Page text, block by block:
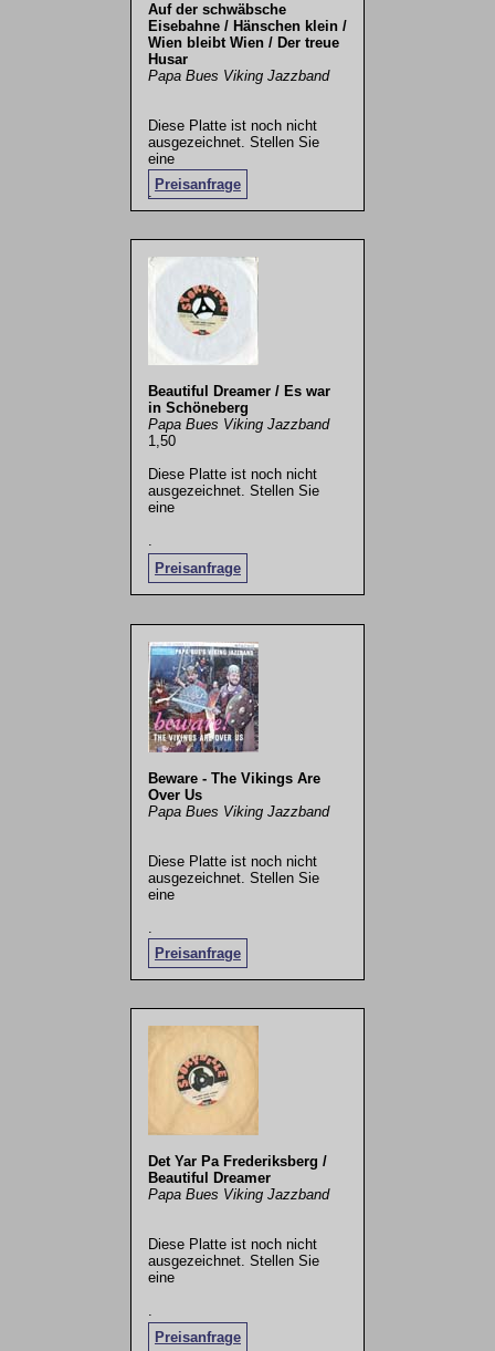
Auf der schwäbsche
Eisebahne / Hänschen klein /
Wien bleibt Wien / Der treue
Husar
Papa Bues Viking Jazzband
Diese Platte ist noch nicht
ausgezeichnet. Stellen Sie
eine
Preisanfrage
.
Beautiful Dreamer / Es war
in Schöneberg
Papa Bues Viking Jazzband
1,50
Diese Platte ist noch nicht
ausgezeichnet. Stellen Sie
eine
Preisanfrage
Beware - The Vikings Are
Over Us
Papa Bues Viking Jazzband
Diese Platte ist noch nicht
ausgezeichnet. Stellen Sie
eine
Preisanfrage
Det Yar Pa Frederiksberg /
Beautiful Dreamer
Papa Bues Viking Jazzband
Diese Platte ist noch nicht
ausgezeichnet. Stellen Sie
eine
Preisanfrage
.